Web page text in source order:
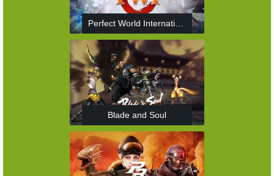
Perfect World International
Blade and Soul